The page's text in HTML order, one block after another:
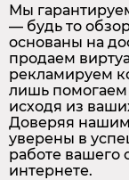
Мы
— будь то
основаны на
продаем
рекламируем
лишь
исходя из
Доверяя
уверены в
работе вашего
интернете.